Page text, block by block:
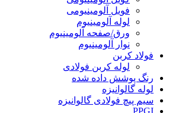
فویل آلومینیومی
لوله آلومینیوم
ورق/صفحه آلومینیوم
نوار آلومینیوم
فولاد کربن
لوله کربن فولادی
رنگ پوشش داده شده
لوله گالوانیزه
سیم پیچ فولادی گالوانیزه